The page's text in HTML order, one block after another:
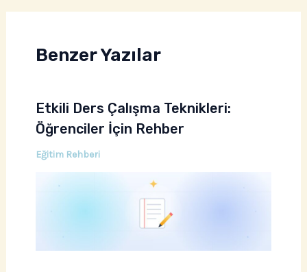
Benzer Yazılar
Etkili Ders Çalışma Teknikleri:
Öğrenciler İçin Rehber
Eğitim Rehberi